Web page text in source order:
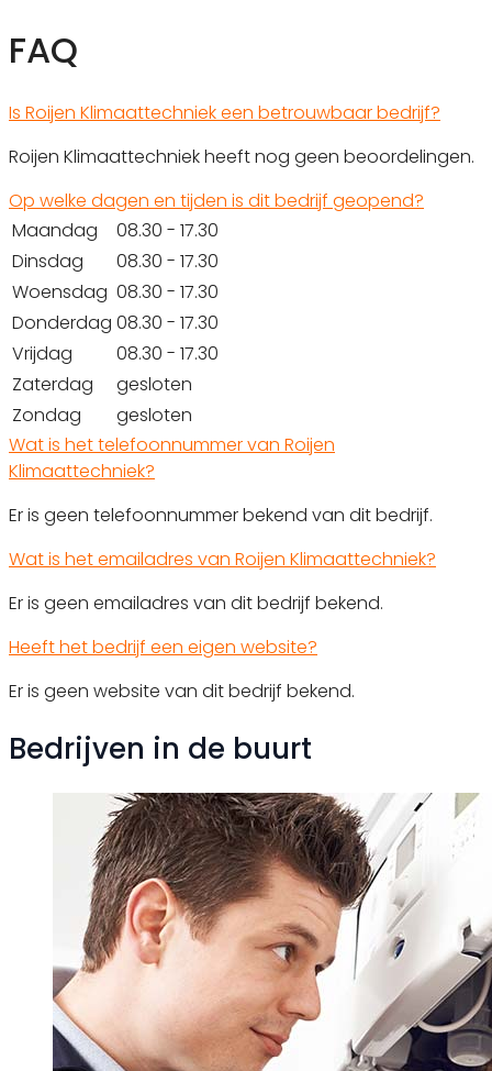
FAQ
Is Roijen Klimaattechniek een betrouwbaar bedrijf?
Roijen Klimaattechniek heeft nog geen beoordelingen.
Op welke dagen en tijden is dit bedrijf geopend?
Maandag
08.30 - 17.30
Dinsdag
08.30 - 17.30
Woensdag 08.30 - 17.30
Donderdag 08.30 - 17.30
Vrijdag
08.30 - 17.30
Zaterdag
gesloten
Zondag
gesloten
Wat is het telefoonnummer van Roijen
Klimaattechniek?
Er is geen telefoonnummer bekend van dit bedrijf.
Wat is het emailadres van Roijen Klimaattechniek?
Er is geen emailadres van dit bedrijf bekend.
Heeft het bedrijf een eigen website?
Er is geen website van dit bedrijf bekend.
Bedrijven in de buurt